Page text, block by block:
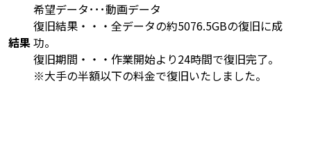
結果
希望データ･･･動画データ
復旧結果・・・全データの約5076.5GBの復旧に成
功。
復旧期間・・・作業開始より24時間で復旧完了。
※大手の半額以下の料金で復旧いたしました。